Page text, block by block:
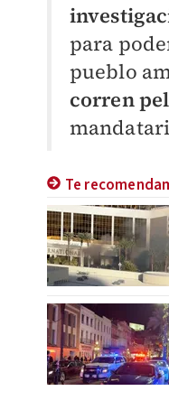
para
pueblo
corren
Te